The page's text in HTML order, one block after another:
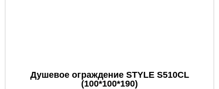
Душевое ограждение STYLE S510CL
(100*100*190)